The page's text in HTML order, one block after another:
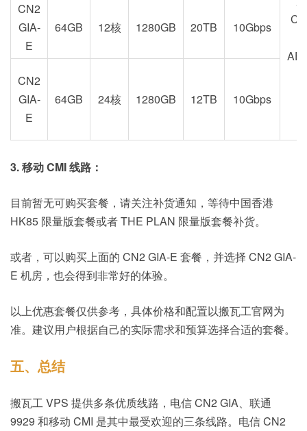
CN2
GIA-
E
64GB 12核 1280GB 20TB 10Gbps
CN2
GIA-
E
64GB 24核 1280GB 12TB 10Gbps
3. 移动 CMI 线路：
目前暂无可购买套餐，请关注补货通知，等待中国香港
HK85 限量版套餐或者 THE PLAN 限量版套餐补货。
或者，可以购买上面的 CN2 GIA-E 套餐，并选择 CN2 GIA-
E 机房，也会得到非常好的体验。
以上优惠套餐仅供参考，具体价格和配置以搬瓦工官网为
准。建议用户根据自己的实际需求和预算选择合适的套餐。
五、总结
搬瓦工 VPS 提供多条优质线路，电信 CN2 GIA、联通
9929 和移动 CMI 是其中最受欢迎的三条线路。电信 CN2